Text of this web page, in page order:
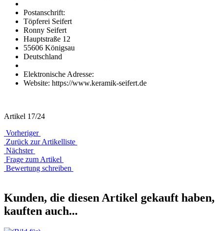
Postanschrift:
Töpferei Seifert
Ronny Seifert
Hauptstraße 12
55606 Königsau
Deutschland
Elektronische Adresse:
Website: https://www.keramik-seifert.de
Artikel 17/24
Vorheriger
Zurück zur Artikelliste
Nächster
Frage zum Artikel
Bewertung schreiben
Kunden, die diesen Artikel gekauft haben,
kauften auch...